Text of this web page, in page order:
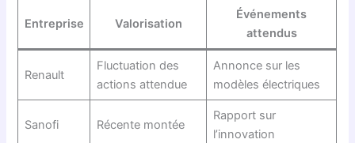
Entreprise Valorisation
Événements
attendus
Renault
Fluctuation des
actions attendue
Annonce sur les
modèles électriques
Sanofi Récente montée
Rapport sur
l’innovation